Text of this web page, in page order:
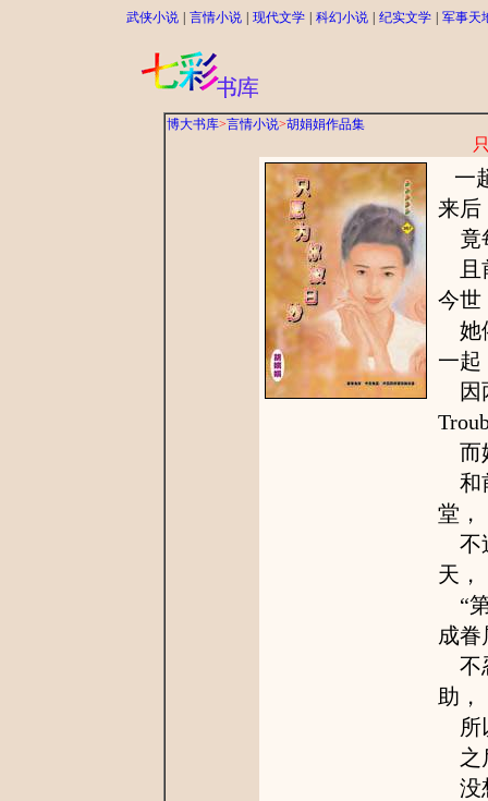
武侠小说 言情小说 现代文学 科幻小说 纪实文学 军事天
博大书库>言情小说>胡娟娟作品集
一
来后
竟
且
今世
她
一起
因
而
和
堂，
不
天，
“
成
不
助，
所
之
没